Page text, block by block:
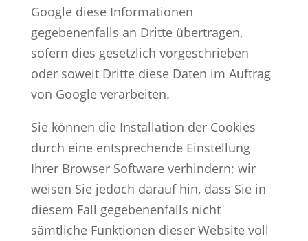
Google diese Informationen
gegebenenfalls an Dritte übertragen,
sofern dies gesetzlich vorgeschrieben
oder soweit Dritte diese Daten im Auftrag
von Google verarbeiten.
Sie können die Installation der Cookies
durch eine entsprechende Einstellung
Ihrer Browser Software verhindern; wir
weisen Sie jedoch darauf hin, dass Sie in
diesem Fall gegebenenfalls nicht
sämtliche Funktionen dieser Website voll